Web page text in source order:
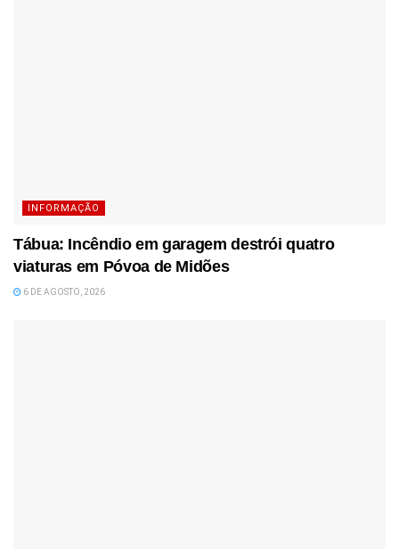
INFORMAÇÃO
Tábua: Incêndio em garagem destrói quatro
viaturas em Póvoa de Midões
6 DE AGOSTO, 2026